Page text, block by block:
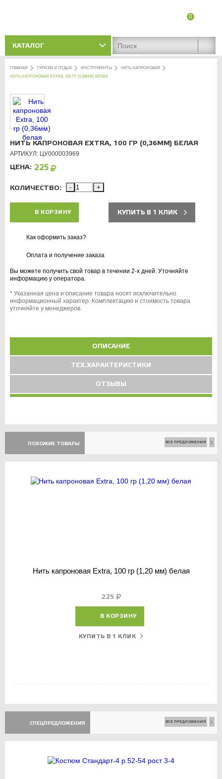
0
КАТАЛОГ
ГЛАВНАЯ ТУРИЗМ И ОТДЫХ ИНСТРУМЕНТЫ
НИТЬ КАПРОНОВАЯ
НИТЬ КАПРОНОВАЯ EXTRA, 100 ГР (0,36ММ) БЕЛАЯ
НИТЬ КАПРОНОВАЯ EXTRA, 100 ГР (0,36ММ) БЕЛАЯ
АРТИКУЛ: ЦУ000003969
ЦЕНА: 225
КОЛИЧЕСТВО: - +
В КОРЗИНУ КУПИТЬ В 1 КЛИК
Как оформить заказ?
Оплата и получение заказа
Вы можете получить свой товар в течении 2-х дней. Уточняйте
информацию у оператора.
* Указанная цена и описание товара носят исключительно
информационный характер. Комплектацию и стоимость товара
уточняйте у менеджеров.
ОПИСАНИЕ
ТЕХ.ХАРАКТЕРИСТИКИ
ОТЗЫВЫ
ПОХОЖИЕ ТОВАРЫ ВСЕ ПРЕДЛОЖЕНИЯ
Нить капроновая Extra, 100 гр (1,20 мм) белая
225
В КОРЗИНУ
КУПИТЬ В 1 КЛИК
СПЕЦПРЕДЛОЖЕНИЯ ВСЕ ПРЕДЛОЖЕНИЯ